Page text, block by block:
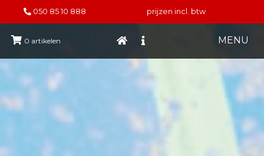
050 85 10 888 prijzen incl. btw
0 artikelen MENU